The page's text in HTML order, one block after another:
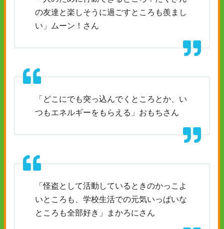
の友達と楽しそうに過ごすところも羨まし
い」ムーン！さん
「どこにでも突っ込んでくところとか、い
つもエネルギーをもらえる」おもちさん
「怪盗として活動しているときのかっこよ
いところも、学校生活での元気いっぱいな
ところも全部好き」まかろにさん